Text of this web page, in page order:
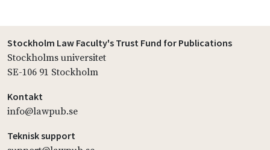
Stockholm Law Faculty's Trust Fund for Publications
Stockholms universitet
SE-106 91 Stockholm
Kontakt
info@lawpub.se
Teknisk support